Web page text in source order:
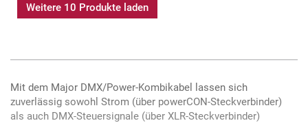
Weitere 10 Produkte laden
Mit dem Major DMX/Power-Kombikabel lassen sich
zuverlässig sowohl Strom (über powerCON-Steckverbinder)
als auch DMX-Steuersignale (über XLR-Steckverbinder)